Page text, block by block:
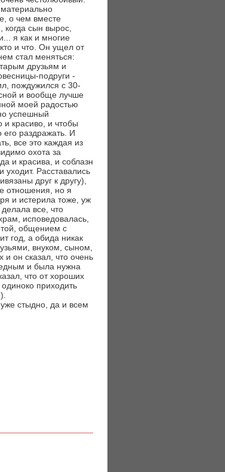
о чем вместе
сын вырос,
я как и многие
и что. Он ущел от
стал меняться:
друзьям и
подруги -
пождужился с 30-
и вообще лучше
моей радостью
успешный
и красиво, и чтобы
его раздражать. И
все это каждая из
охота за
и красива, и соблазн
Расставались
друг к другу),
отношения, но я
и истерила тоже, уж
все, что
исповедовалась,
общением с
год, а обида никак
внуком, сыном,
и он сказал, что очень
и была нужна
что от хороших
приходить
стыдно, да и всем